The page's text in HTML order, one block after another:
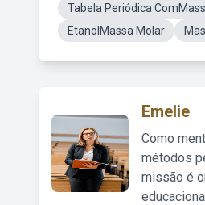
Tabela Periódica
EtanolMassa Molar
Emelie
Como
métodos
missão é